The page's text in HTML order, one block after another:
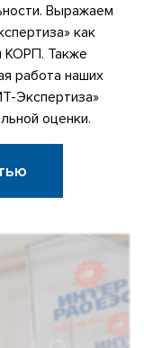
Выражаем
как
КОРП. Также
работа наших
Экспертиза»
оценки.